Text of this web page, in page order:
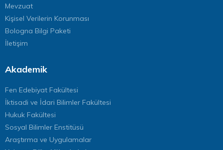
Mevzuat
Kişisel Verilerin Korunması
Bologna Bilgi Paketi
İletişim
Akademik
Fen Edebiyat Fakültesi
İktisadi ve İdari Bilimler Fakültesi
Hukuk Fakültesi
Sosyal Bilimler Enstitüsü
Araştırma ve Uygulamalar